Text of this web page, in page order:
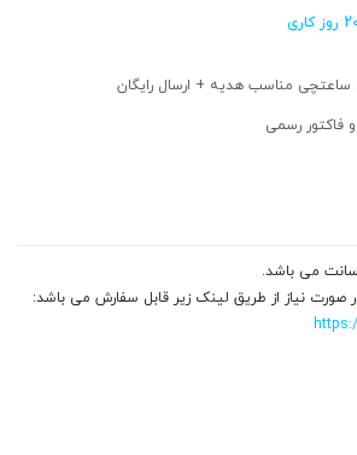
مناسب هدیه + ارسال رایگان
صورت نیاز از طریق لینک زیر قابل سفارش می باشد: